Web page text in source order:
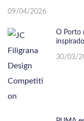
09/04/2026
O Porto
30/03/